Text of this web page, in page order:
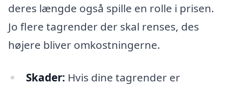
deres længde også spille en rolle i prisen.
Jo flere tagrender der skal renses, des
højere bliver omkostningerne.
Skader: Hvis dine tagrender er